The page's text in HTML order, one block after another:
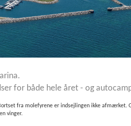
for både hele året - og
fra molefyrene er indsejlingen ikke
vinger.